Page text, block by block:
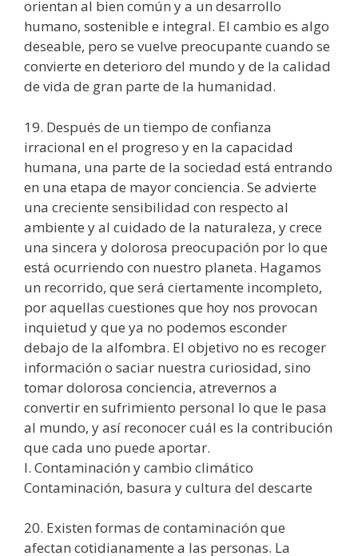
orientan al bien común y a un desarrollo
humano, sostenible e integral. El cambio es algo
deseable, pero se vuelve preocupante cuando se
convierte en deterioro del mundo y de la calidad
de vida de gran parte de la humanidad.
19. Después de un tiempo de confianza
irracional en el progreso y en la capacidad
humana, una parte de la sociedad está entrando
en una etapa de mayor conciencia. Se advierte
una creciente sensibilidad con respecto al
ambiente y al cuidado de la naturaleza, y crece
una sincera y dolorosa preocupación por lo que
está ocurriendo con nuestro planeta. Hagamos
un recorrido, que será ciertamente incompleto,
por aquellas cuestiones que hoy nos provocan
inquietud y que ya no podemos esconder
debajo de la alfombra. El objetivo no es recoger
información o saciar nuestra curiosidad, sino
tomar dolorosa conciencia, atrevernos a
convertir en sufrimiento personal lo que le pasa
al mundo, y así reconocer cuál es la contribución
que cada uno puede aportar.
I. Contaminación y cambio climático
Contaminación, basura y cultura del descarte
20. Existen formas de contaminación que
afectan cotidianamente a las personas. La